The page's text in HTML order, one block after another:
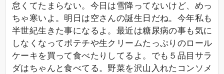
怠くてたまらない。今日は雪降ってないけど、めっ
ちゃ寒いよ。明日は空さんの誕生日だね。今年私も
半世紀生きた事になるよ。最近は糖尿病の事も気に
しなくなってポテチや生クリームたっぷりのロール
ケーキを買って食べたりしてるよ。でも５品目サラ
ダはちゃんと食べてる。野菜を沢山入れたコンソメ